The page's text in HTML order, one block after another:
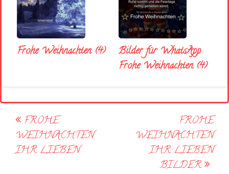
Frohe Weihnachten (4)
Bilder für WhatsApp
Frohe Weihnachten (4)
Post
navigation
FROHE
WEIHNACHTEN
IHR LIEBEN
FROHE
WEIHNACHTEN
IHR LIEBEN
BILDER